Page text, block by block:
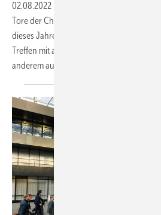
02.08.2022
Tore der Chillventa. Die ganze Branche
dieses Jahreshighlight. Endlich wieder
Treffen mit altbekannten Gesichtern und
anderem auch der Kältische